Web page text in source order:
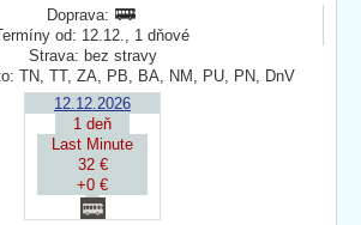
Doprava:
od: 12.12., 1 dňové
Strava: bez stravy
TN, TT, ZA, PB, BA, NM, PU, PN, DnV
12.12.2026
1 deň
Last Minute
32 €
+0 €